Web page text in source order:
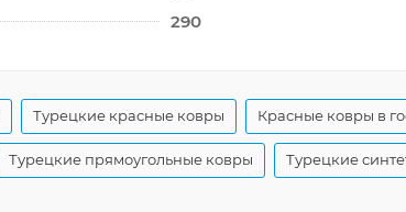
290
Турецкие красные ковры Красные ковры в
Турецкие прямоугольные ковры Турецкие